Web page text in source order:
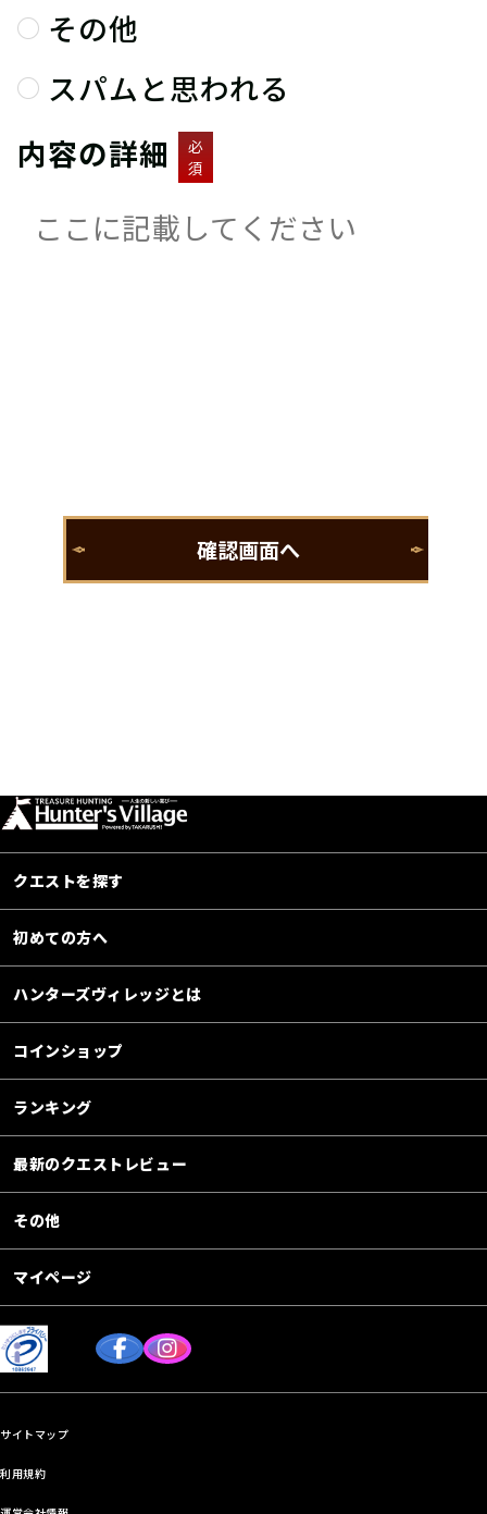
その他
スパムと思われる
内容の詳細
必
須
クエストを探す
初めての方へ
ハンターズヴィレッジとは
コインショップ
ランキング
最新のクエストレビュー
その他
マイページ
サイトマップ
利用規約